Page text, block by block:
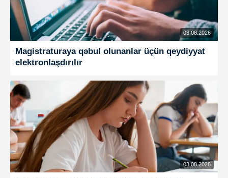
03.08.2026
Magistraturaya qəbul olunanlar üçün qeydiyyat
elektronlaşdırılır
03.08.2026